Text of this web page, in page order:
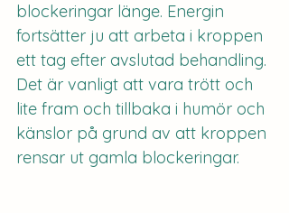
blockeringar länge. Energin
fortsätter ju att arbeta i kroppen
ett tag efter avslutad behandling.
Det är vanligt att vara trött och
lite fram och tillbaka i humör och
känslor på grund av att kroppen
rensar ut gamla blockeringar.